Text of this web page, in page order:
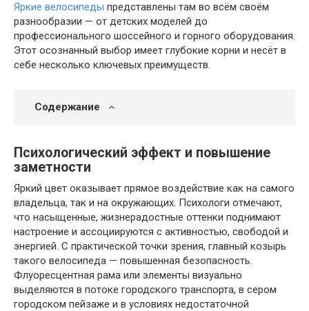
Яркие велосипеды представлены там во всём своём
разнообразии — от детских моделей до
профессионального шоссейного и горного оборудования.
Этот осознанный выбор имеет глубокие корни и несёт в
себе несколько ключевых преимуществ.
Содержание
Психологический эффект и повышение
заметности
Яркий цвет оказывает прямое воздействие как на самого
владельца, так и на окружающих. Психологи отмечают,
что насыщенные, жизнерадостные оттенки поднимают
настроение и ассоциируются с активностью, свободой и
энергией. С практической точки зрения, главный козырь
такого велосипеда — повышенная безопасность.
Флуоресцентная рама или элементы визуально
выделяются в потоке городского транспорта, в сером
городском пейзаже и в условиях недостаточной